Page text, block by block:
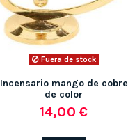
Fuera de stock
Incensario mango de cobre
de color
14,00 €